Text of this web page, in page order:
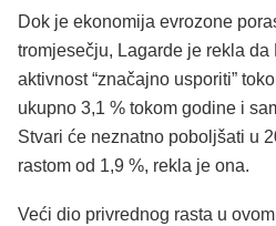
Dok je ekonomija evrozone
tromjesečju, Lagarde je rekla
aktivnost “značajno usporiti”
ukupno 3,1 % tokom godine i
Stvari će neznatno poboljšati u
rastom od 1,9 %, rekla je ona.
Veći dio privrednog rasta u